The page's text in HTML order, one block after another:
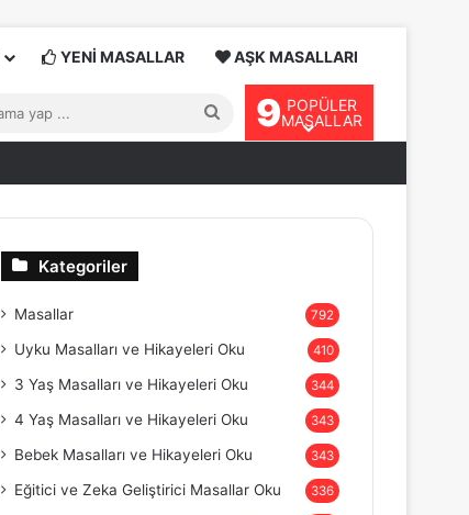
YENİ MASALLAR AŞK MASALLARI
Arama
...
9 POPÜLER
MASALLAR
Kategoriler
Masallar 792
Uyku Masalları ve Hikayeleri Oku 410
3 Yaş Masalları ve Hikayeleri Oku 344
4 Yaş Masalları ve Hikayeleri Oku 343
Bebek Masalları ve Hikayeleri Oku 343
Eğitici ve Zeka Geliştirici Masallar Oku 336